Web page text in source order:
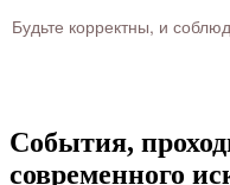
Будьте корректны, и
События,
современного